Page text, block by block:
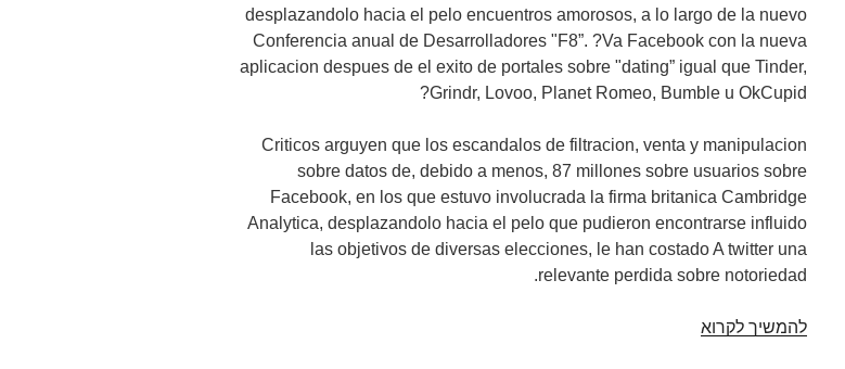
desplazandolo hacia el pelo encuentros amorosos, a lo largo de la nuevo
Conferencia anual de Desarrolladores "F8”. ?Va Facebook con la nueva
aplicacion despues de el exito de portales sobre "dating” igual que Tinder,
Grindr, Lovoo, Planet Romeo, Bumble u OkCupid?
Criticos arguyen que los escandalos de filtracion, venta y manipulacion
sobre datos de, debido a menos, 87 millones sobre usuarios sobre
Facebook, en los que estuvo involucrada la firma britanica Cambridge
Analytica, desplazandolo hacia el pelo que pudieron encontrarse influido
las objetivos de diversas elecciones, le han costado A twitter una
relevante perdida sobre notoriedad.
להמשיך לקרואFacebook